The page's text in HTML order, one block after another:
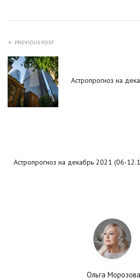
PREVIOUS POST
Астропрогноз на
Астропрогноз на декабрь 2021 (06-
Ольга Морозова